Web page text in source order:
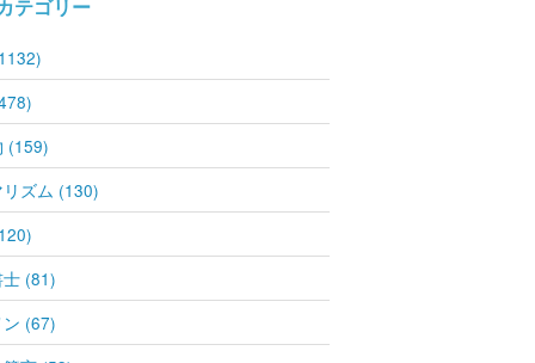
テゴリー
(159)
リズム (130)
(81)
ン (67)